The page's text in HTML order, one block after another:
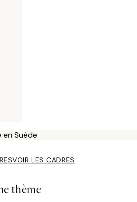
en Suède
VOIR LES CADRES
thème